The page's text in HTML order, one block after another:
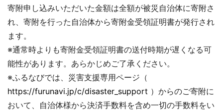
寄附申し込みいただいた金額は全額が被災自治体に寄附さ
れ、寄附を行った自治体から寄附金受領証明書が発行され
ます。
※通常時よりも寄附金受領証明書の送付時期が遅くなる可
能性があります。あらかじめご了承ください。
※ふるなびでは、災害支援専用ページ（
https://furunavi.jp/c/disaster_support ）からのご寄附に
おいて、自治体様から決済手数料を含め一切の手数料をい